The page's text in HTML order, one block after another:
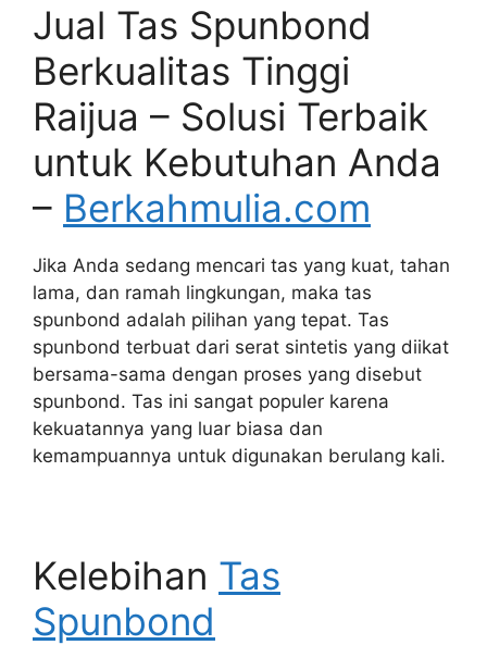
Jual Tas Spunbond
Berkualitas Tinggi
Raijua – Solusi Terbaik
untuk Kebutuhan Anda
– Berkahmulia.com
Jika Anda sedang mencari tas yang kuat, tahan
lama, dan ramah lingkungan, maka tas
spunbond adalah pilihan yang tepat. Tas
spunbond terbuat dari serat sintetis yang diikat
bersama-sama dengan proses yang disebut
spunbond. Tas ini sangat populer karena
kekuatannya yang luar biasa dan
kemampuannya untuk digunakan berulang kali.
Kelebihan Tas
Spunbond